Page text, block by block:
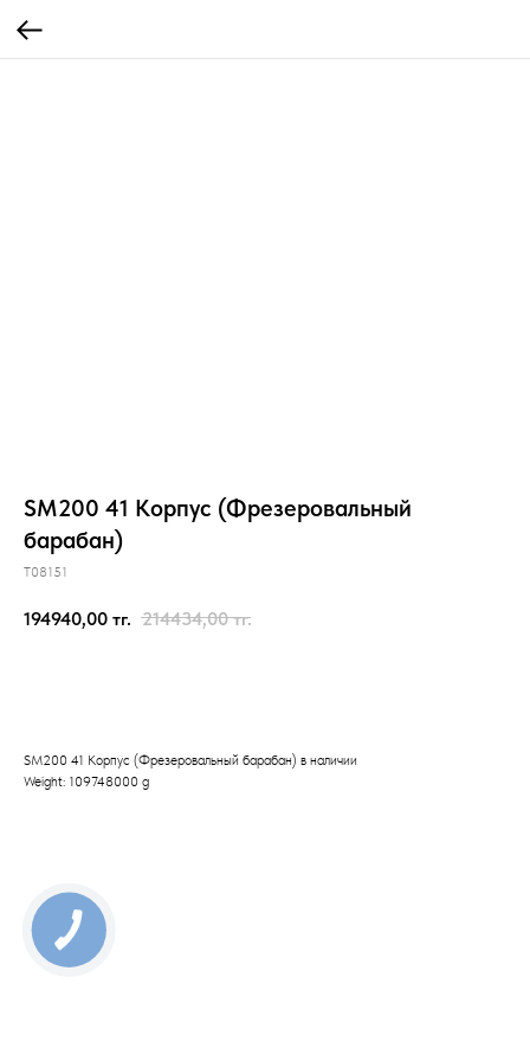
SM200 41 Корпус (Фрезеровальный
барабан)
T08151
194940,00 тг. 214434,00 тг.
SM200 41 Корпус (Фрезеровальный барабан) в наличии
Weight: 109748000 g